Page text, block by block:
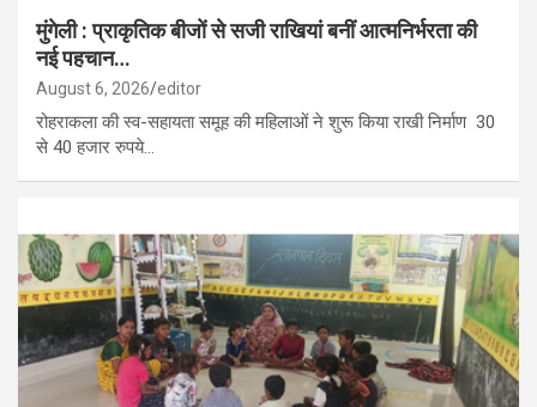
मुंगेली : प्राकृतिक बीजों से सजी राखियां बनीं आत्मनिर्भरता की
नई पहचान…
August 6, 2026 editor
रोहराकला की स्व-सहायता समूह की महिलाओं ने शुरू किया राखी निर्माण 30
से 40 हजार रुपये…